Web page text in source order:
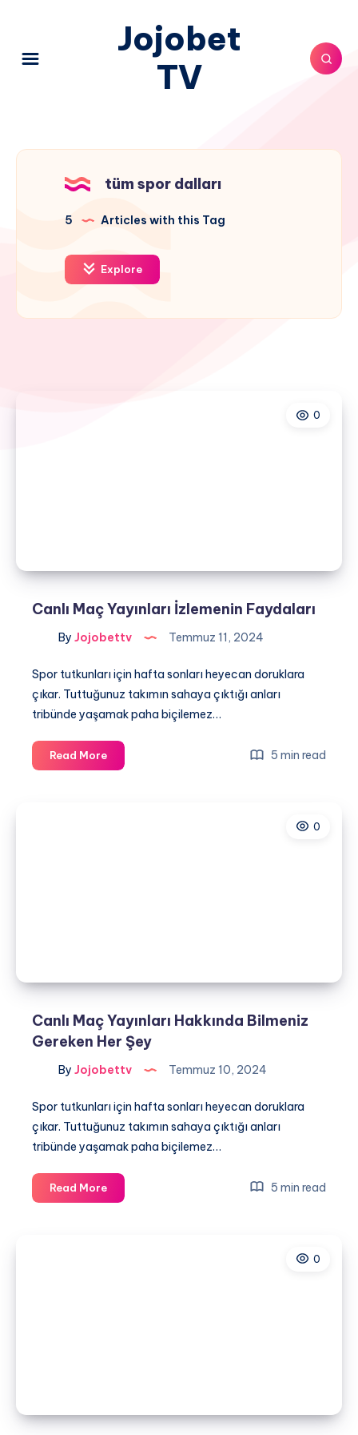
Jojobet
TV
tüm spor dalları
5 Articles with this Tag
Explore
0
Canlı Maç Yayınları İzlemenin Faydaları
By Jojobettv Temmuz 11, 2024
Spor tutkunları için hafta sonları heyecan doruklara
çıkar. Tuttuğunuz takımın sahaya çıktığı anları
tribünde yaşamak paha biçilemez…
Read MoreCanlı
Maç
5 min read
0
Canlı Maç Yayınları Hakkında Bilmeniz
Gereken Her Şey
By Jojobettv Temmuz 10, 2024
Spor tutkunları için hafta sonları heyecan doruklara
çıkar. Tuttuğunuz takımın sahaya çıktığı anları
tribünde yaşamak paha biçilemez…
Read MoreCanlı
Maç
5 min read
0